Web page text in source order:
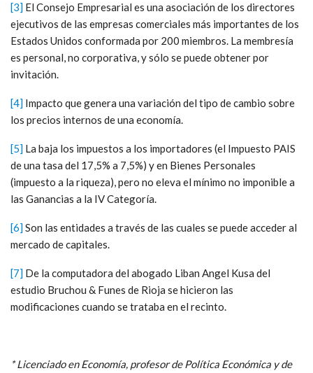
[3] El Consejo Empresarial es una asociación de los directores
ejecutivos de las empresas comerciales más importantes de los
Estados Unidos conformada por 200 miembros. La membresía
es personal, no corporativa, y sólo se puede obtener por
invitación.
[4] Impacto que genera una variación del tipo de cambio sobre
los precios internos de una economía.
[5] La baja los impuestos a los importadores (el Impuesto PAIS
de una tasa del 17,5% a 7,5%) y en Bienes Personales
(impuesto a la riqueza), pero no eleva el mínimo no imponible a
las Ganancias a la IV Categoría.
[6] Son las entidades a través de las cuales se puede acceder al
mercado de capitales.
[7] De la computadora del abogado Liban Angel Kusa del
estudio Bruchou & Funes de Rioja se hicieron las
modificaciones cuando se trataba en el recinto.
* Licenciado en Economía, profesor de Política Económica y de